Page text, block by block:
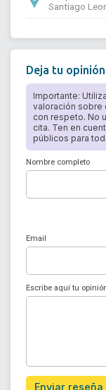
Santiago
Deja tu
Importante:
valoración sobre
con respeto. No
cita. Ten en
públicos para
Nombre completo
Email
Escribe aquí tu
Enviar reseña